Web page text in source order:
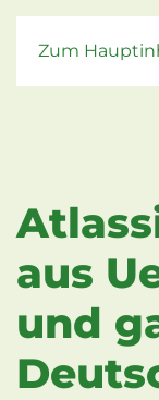
Zum
aus
und